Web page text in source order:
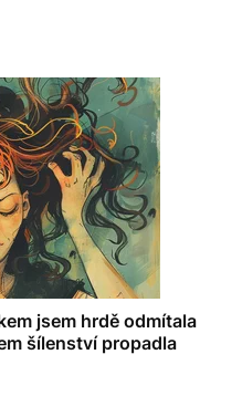
jsem hrdě odmítala
šílenství propadla